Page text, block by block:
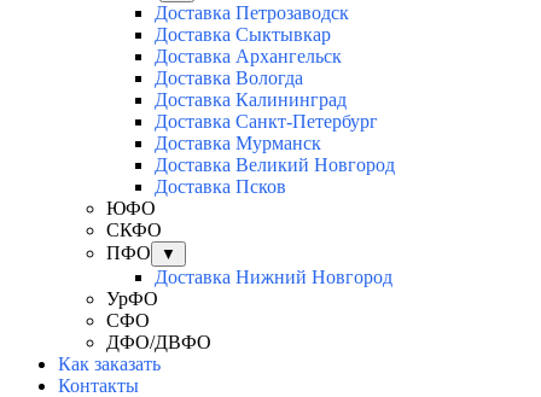
Доставка Петрозаводск
Доставка Сыктывкар
Доставка Архангельск
Доставка Вологда
Доставка Калининград
Доставка Санкт-Петербург
Доставка Мурманск
Доставка Великий Новгород
Доставка Псков
ЮФО
СКФО
ПФО
▼
Доставка Нижний Новгород
УрФО
СФО
ДФО/ДВФО
Как заказать
Контакты